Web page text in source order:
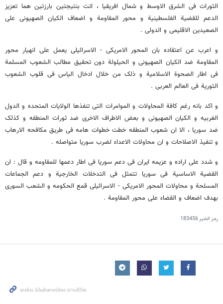
الثورات فی الشرق الاوسط و شمال افریقیا ، اتت بنتیجتین بارزتین هما تعزیز
الدعم للقضیة الفلسطینیة و محور المقاومة و اضعاف الکیان الصهیونی علی
الصعیدین الاقلیمی و الدولی .
و اعرب عن اعتقاده بان المحور الامریکی - الاسرائیلی یعمل علی انهیار محور
المقاومة ضد الکیان الصهیونی و الحیلولة دون تحقیق مطالب الشعوب المسلمة
فی اطار الصحوة الاسلامیة و ذلک من خلال ادخال الیاس فی قلوب الشعوب
الثوریة فی العالم العربی .
و اکد بانه رغم کافة المحاولات و الموامرات التی تنفذها الولایات المتحده و الدول
الغربیه و الکیان الصهیونی و بعض الاطراف الاخری ضد ثورات المنطقه و کذلک
ضد سوریا ، الا ان شعوب المنطقه خطت خطوات هامه فی طریق مکافحه الارهاب
و تنفیذ الاصلاحات و ان محاولات الاعداء لضرب سوریا متواصله .
و شدد علی اراده و عزیمه ایران فی دعم سوریا فی اطار دعمها للمقاومه و قال : ان
القضیة الاساسیة فی سوریا تتمثل فی التدخلات الخارجیة و دعم الجماعات
المسلحة و محاولات المحور الامریکی - الاسرائیلی قمع الحکومه و الشعب السوری
بهدف اضعاف و القضاء علی محور المقاومة .
رمز الخبر183456